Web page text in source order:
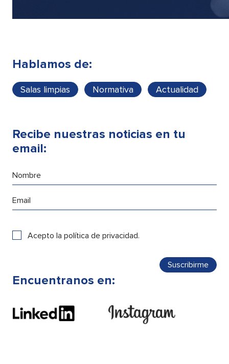
Hablamos de:
Salas limpias Normativa Actualidad
Recibe nuestras noticias en tu
email:
Acepto la política de privacidad.
Encuentranos en: